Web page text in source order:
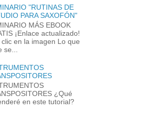
"RUTINAS DE
PARA SAXOFÓN"
MÁS EBOOK
¡Enlace actualizado!
clic en la imagen Lo que
¿Qué
en este tutorial?